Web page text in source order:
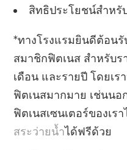
สิทธิประโยชน์สำหรั
*ทางโรงแรมยินดีต้อน
สมาชิกฟิตเนส สำหรับร
เดือน และรายปี โดยเ
ฟิตเนสมากมาย เช่นน
ฟิตเนสเซนเตอร์ของเร
สระว่ายน้ำได้ฟรีด้วย